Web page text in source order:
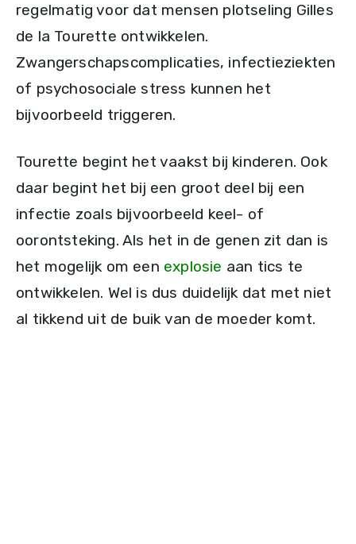
regelmatig voor dat mensen plotseling Gilles
de la Tourette ontwikkelen.
Zwangerschapscomplicaties, infectieziekten
of psychosociale stress kunnen het
bijvoorbeeld triggeren.
Tourette begint het vaakst bij kinderen. Ook
daar begint het bij een groot deel bij een
infectie zoals bijvoorbeeld keel- of
oorontsteking. Als het in de genen zit dan is
het mogelijk om een explosie aan tics te
ontwikkelen. Wel is dus duidelijk dat met niet
al tikkend uit de buik van de moeder komt.